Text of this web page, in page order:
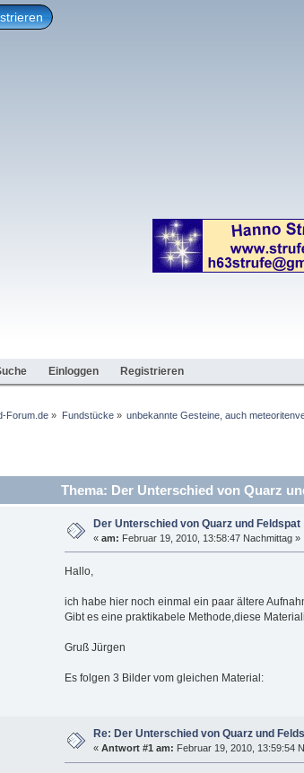
Einloggen Registrieren
Forum.de » Fundstücke» unbekannte Gesteine, auch
Thema: Der Unterschied von Quarz
Der Unterschied von Quarz und Feldspat
« am: Februar 19, 2010, 13:58:47 Nachmittag »
Hallo,
ich habe hier noch einmal ein paar ältere
Gibt es eine praktikabele Methode,diese
Gruß Jürgen
Es folgen 3 Bilder vom gleichen Material:
Re: Der Unterschied von Quarz und
« Antwort #1 am: Februar 19, 2010, 13:59:54